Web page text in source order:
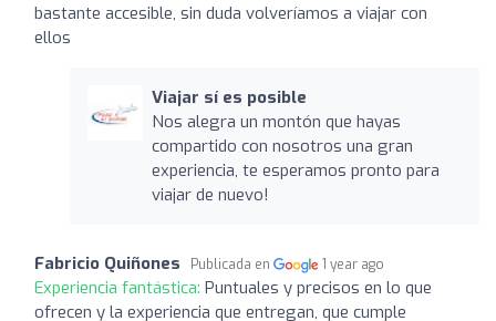
bastante accesible, sin duda volveríamos a viajar con
ellos
Viajar sí es posible
Nos alegra un montón que hayas
compartido con nosotros una gran
experiencia, te esperamos pronto para
viajar de nuevo!
Fabricio Quiñones Publicada en 1 year ago
Experiencia fantástica: Puntuales y precisos en lo que
ofrecen y la experiencia que entregan, que cumple